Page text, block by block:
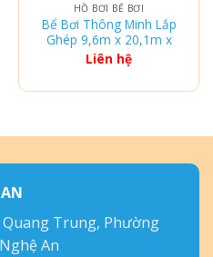
HỒ BƠI BỂ BƠI
Bể Bơi Thông Minh Lắp
Ghép 9,6m x 20,1m x
1,2m
Liên hệ
Trung, Phường
An